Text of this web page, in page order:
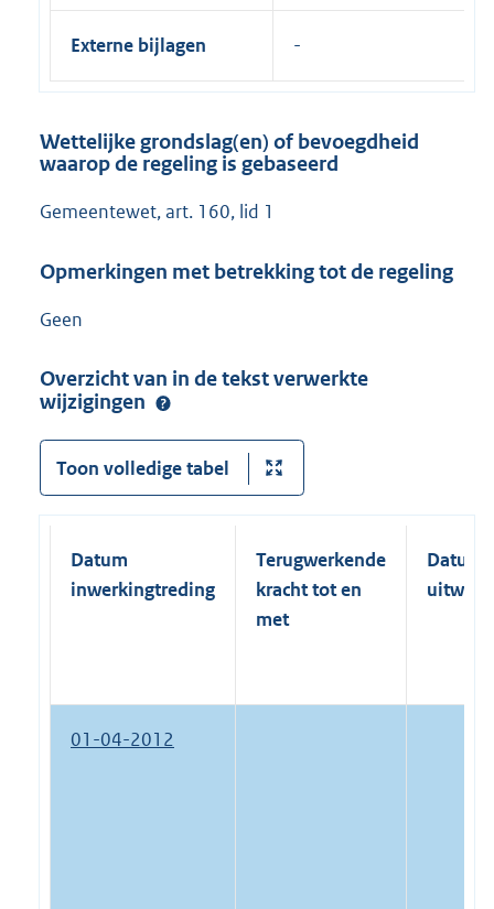
Externe bijlagen
Wettelijke grondslag(en) of bevoegdheid
waarop de regeling is gebaseerd
Gemeentewet, art. 160, lid 1
Opmerkingen met betrekking tot de regeling
Geen
Overzicht van in de tekst verwerkte
wijzigingen
Toon volledige tabel
Datum
inwerkingtreding
Terugwerkende
kracht tot en
met
Datum
01-04-2012